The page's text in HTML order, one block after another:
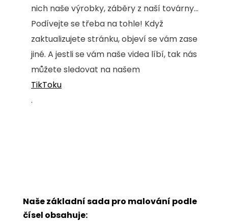
nich naše výrobky, záběry z naší továrny...
Podívejte se třeba na tohle! Když
zaktualizujete stránku, objeví se vám zase
jiné. A jestli se vám naše videa líbí, tak nás
můžete sledovat na našem
TikToku
.
Naše základní sada pro malování podle
čísel obsahuje: